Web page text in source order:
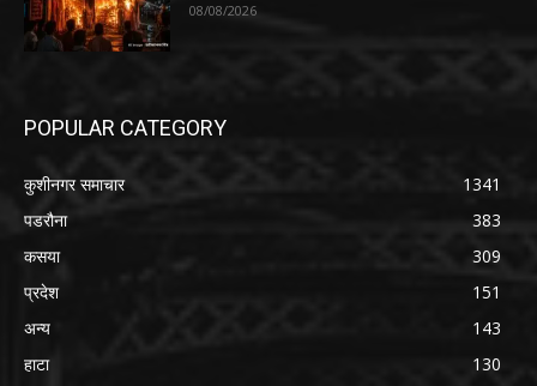
08/08/2026
POPULAR CATEGORY
कुशीनगर समाचार
1341
पडरौना
383
कसया
309
प्रदेश
151
अन्य
143
हाटा
130